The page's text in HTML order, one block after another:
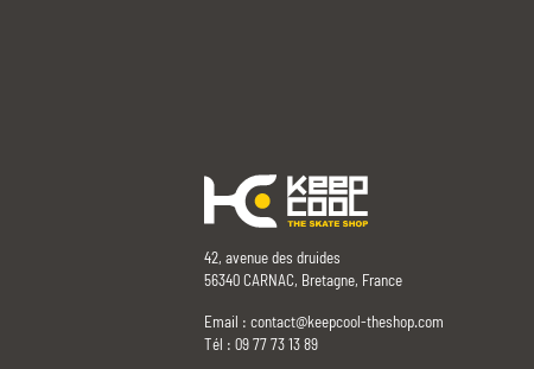
42, avenue des druides
56340 CARNAC, Bretagne, France
Email : contact@keepcool-theshop.com
Tél : 09 77 73 13 89